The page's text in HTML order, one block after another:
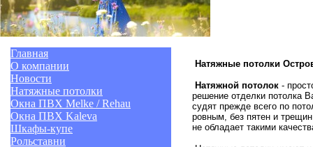
Главная
О компании
Новости
Натяжные потолки
Окна ПВХ Melke / Rehau
Окна ПВХ Kaleva
Шкафы-купе
Рольставни
Натяжные потолки
Натяжной потолок -
решение отделки потолка
судят прежде всего по
ровным, без пятен и
не обладает такими